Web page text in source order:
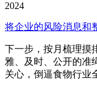
2024
将企业的风险消息和
下一步，按月梳理摸
雅、及时、公开的准
关心，倒逼食物行业